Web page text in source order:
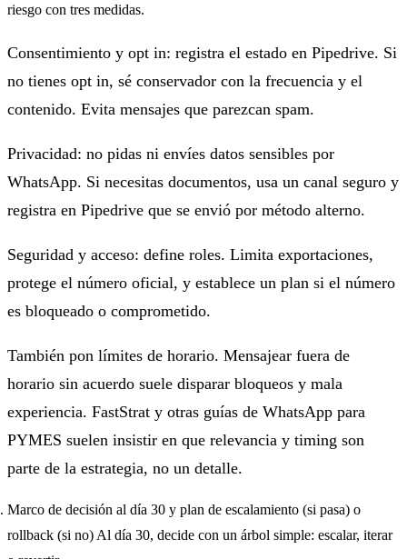
riesgo con tres medidas.
Consentimiento y opt in: registra el estado en Pipedrive. Si
no tienes opt in, sé conservador con la frecuencia y el
contenido. Evita mensajes que parezcan spam.
Privacidad: no pidas ni envíes datos sensibles por
WhatsApp. Si necesitas documentos, usa un canal seguro y
registra en Pipedrive que se envió por método alterno.
Seguridad y acceso: define roles. Limita exportaciones,
protege el número oficial, y establece un plan si el número
es bloqueado o comprometido.
También pon límites de horario. Mensajear fuera de
horario sin acuerdo suele disparar bloqueos y mala
experiencia. FastStrat y otras guías de WhatsApp para
PYMES suelen insistir en que relevancia y timing son
parte de la estrategia, no un detalle.
Marco de decisión al día 30 y plan de escalamiento (si pasa) o
rollback (si no) Al día 30, decide con un árbol simple: escalar, iterar